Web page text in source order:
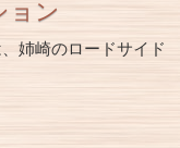
ン
姉崎のロードサイド